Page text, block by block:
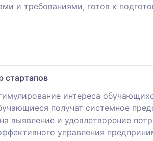
и требованиями, готов к
стартапов
интереса
получат системное
выявление и удовлетворение
управления